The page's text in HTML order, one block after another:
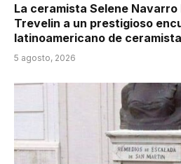
La ceramista Selene
Trevelin a un prestigioso
latinoamericano de
5 agosto, 2026